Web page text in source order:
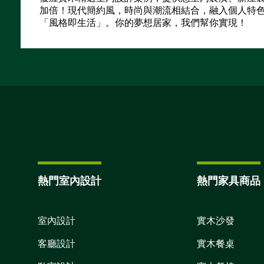
加倍！現代簡約風，時尚與潮流相結合，融入個人特
「風格即生活」。你的夢想居家，我們幫你實現！
熱門室內設計
室內設計
客廳設計
熱門家具商品
實木沙發
實木餐桌